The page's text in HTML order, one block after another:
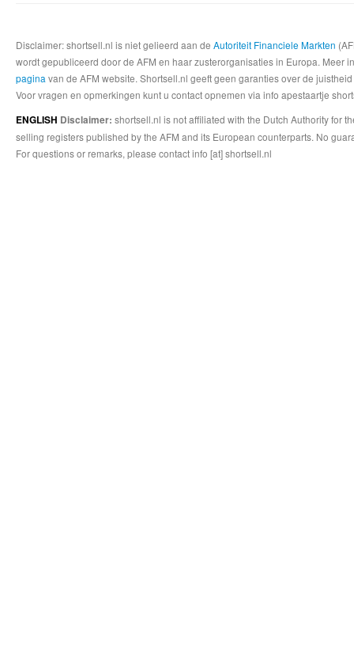
Disclaimer: shortsell.nl is niet gelieerd aan de Autoriteit Financiele Markten
wordt gepubliceerd door de AFM en haar zusterorganisaties in Europa.
pagina van de AFM website. Shortsell.nl geeft geen garanties over de
Voor vragen en opmerkingen kunt u contact opnemen via info apestaartje
ENGLISH Disclaimer: shortsell.nl is not affiliated with the Dutch Authority for
selling registers published by the AFM and its European counterparts. No
For questions or remarks, please contact info [at] shortsell.nl